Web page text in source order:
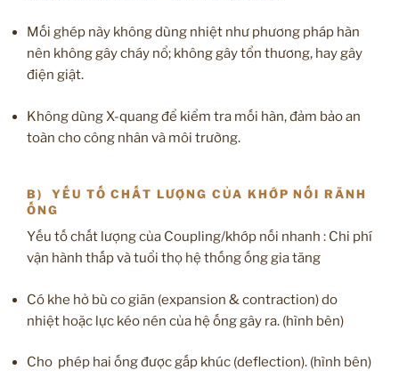
Mối ghép này không dùng nhiệt như phương pháp hàn
nên không gây cháy nổ; không gây tổn thương, hay gây
điện giật.
Không dùng X-quang để kiểm tra mối hàn, đảm bảo an
toàn cho công nhân và môi trường.
B) YẾU TỐ CHẤT LƯỢNG CỦA KHỚP NỐI RÃNH
ỐNG
Yếu tố chất lượng của Coupling/khớp nối nhanh : Chi phí
vận hành thấp và tuổi thọ hệ thống ống gia tăng
Có khe hở bù co giãn (expansion & contraction) do
nhiệt hoặc lực kéo nén của hệ ống gây ra. (hình bên)
Cho phép hai ống được gấp khúc (deflection). (hình bên)